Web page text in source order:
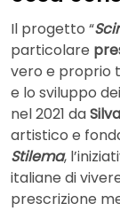
Il progetto “
particolare
vero e proprio
e lo sviluppo
nel 2021 da
artistico e
Stilema,
italiane di
prescrizione